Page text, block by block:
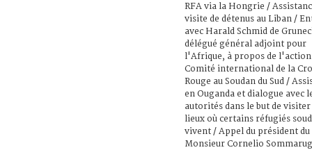
RFA via la Hongrie /
visite de détenus au Liban /
avec Harald Schmid de
délégué général adjoint pour
l'Afrique, à propos de l'action
Comité international de la
Rouge au Soudan du Sud /
en Ouganda et dialogue avec
autorités dans le but de visiter
lieux où certains réfugiés
vivent / Appel du président du
Monsieur Cornelio